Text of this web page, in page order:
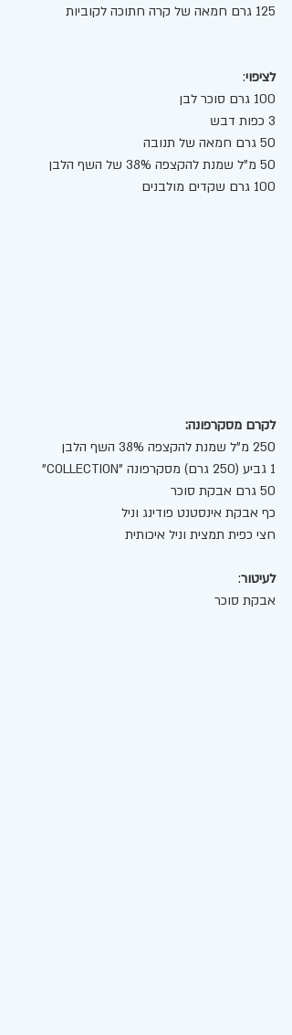
125 גרם חמאה של קרה חתוכה לקוביות
לציפוי:
100 גרם סוכר לבן
3 כפות דבש
50 גרם חמאה של תנובה
50 מ"ל שמנת להקצפה 38% של השף הלבן
100 גרם שקדים מולבנים
לקרם מסקרפונה:
250 מ"ל שמנת להקצפה 38% השף הלבן
1 גביע (250 גרם) מסקרפונה "COLLECTION"
50 גרם אבקת סוכר
כף אבקת אינסטנט פודינג וניל
חצי כפית תמצית וניל איכותית
לעיטור:
אבקת סוכר